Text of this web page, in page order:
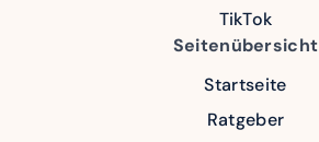
Seitenübersicht
Startseite
Ratgeber
TikTok